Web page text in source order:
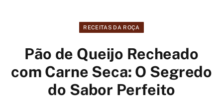
RECEITAS DA ROÇA
Pão de Queijo Recheado
com Carne Seca: O Segredo
do Sabor Perfeito